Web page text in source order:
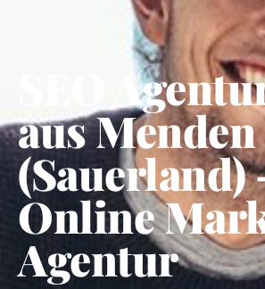
SEO
aus Menden
(Sauerland)
Online
Agentur